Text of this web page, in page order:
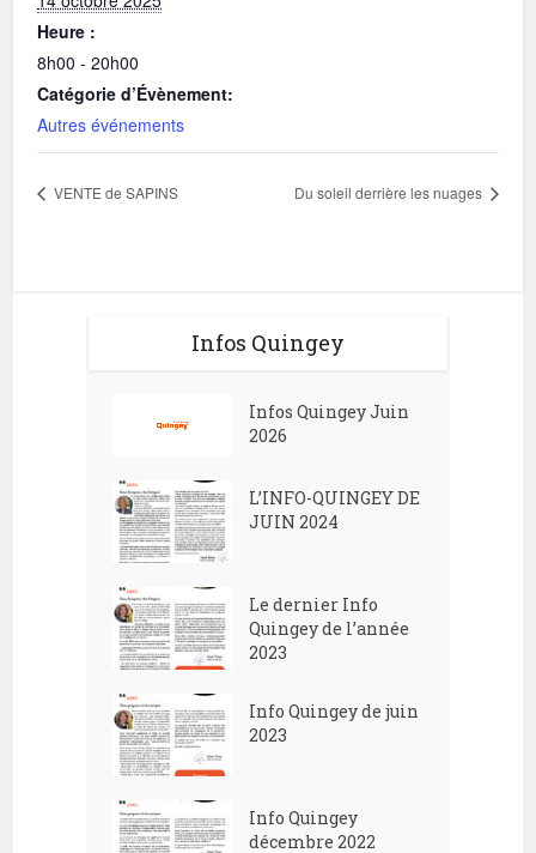
Heure :
8h00 - 20h00
Catégorie d’Évènement:
Autres événements
VENTE de SAPINS Du soleil derrière les nuages
Infos Quingey
Infos Quingey Juin
2026
L’INFO-QUINGEY DE
JUIN 2024
Le dernier Info
Quingey de l’année
2023
Info Quingey de juin
2023
Info Quingey
décembre 2022